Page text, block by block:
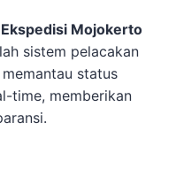
Ekspedisi Mojokerto
sistem pelacakan
status
time, memberikan